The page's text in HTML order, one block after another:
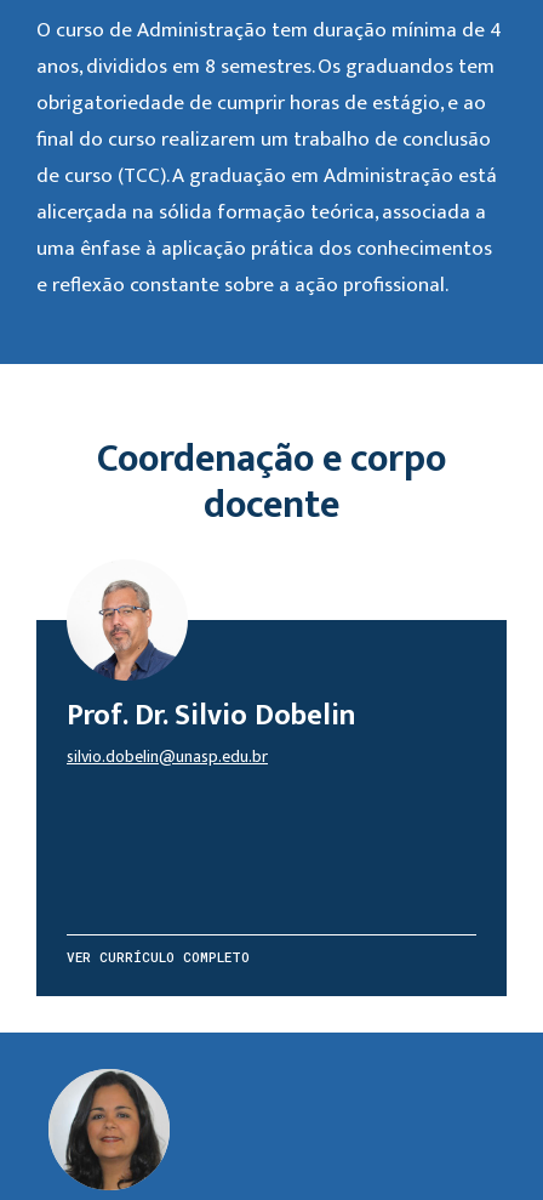
O curso de Administração tem duração mínima de 4
anos, divididos em 8 semestres. Os graduandos tem
obrigatoriedade de cumprir horas de estágio, e ao
final do curso realizarem um trabalho de conclusão
de curso (TCC). A graduação em Administração está
alicerçada na sólida formação teórica, associada a
uma ênfase à aplicação prática dos conhecimentos
e reflexão constante sobre a ação profissional.
Coordenação e corpo
docente
Prof. Dr. Silvio Dobelin
silvio.dobelin@unasp.edu.br
VER CURRÍCULO COMPLETO